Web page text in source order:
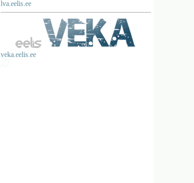
lva.eelis.ee
veka.eelis.ee